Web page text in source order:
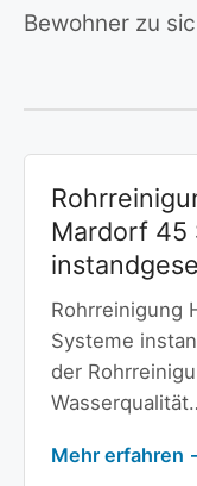
Bewohner zu
Mardorf 45
Rohrreinigung
Systeme
der
Mehr erfahren